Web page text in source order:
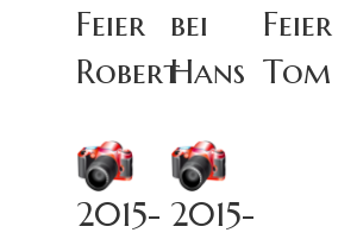
Feier
Robert
2015-
bei
Hans
2015-
Feier
Tom